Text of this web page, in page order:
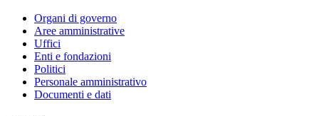
Organi di governo
Aree amministrative
Uffici
Enti e fondazioni
Politici
Personale amministrativo
Documenti e dati